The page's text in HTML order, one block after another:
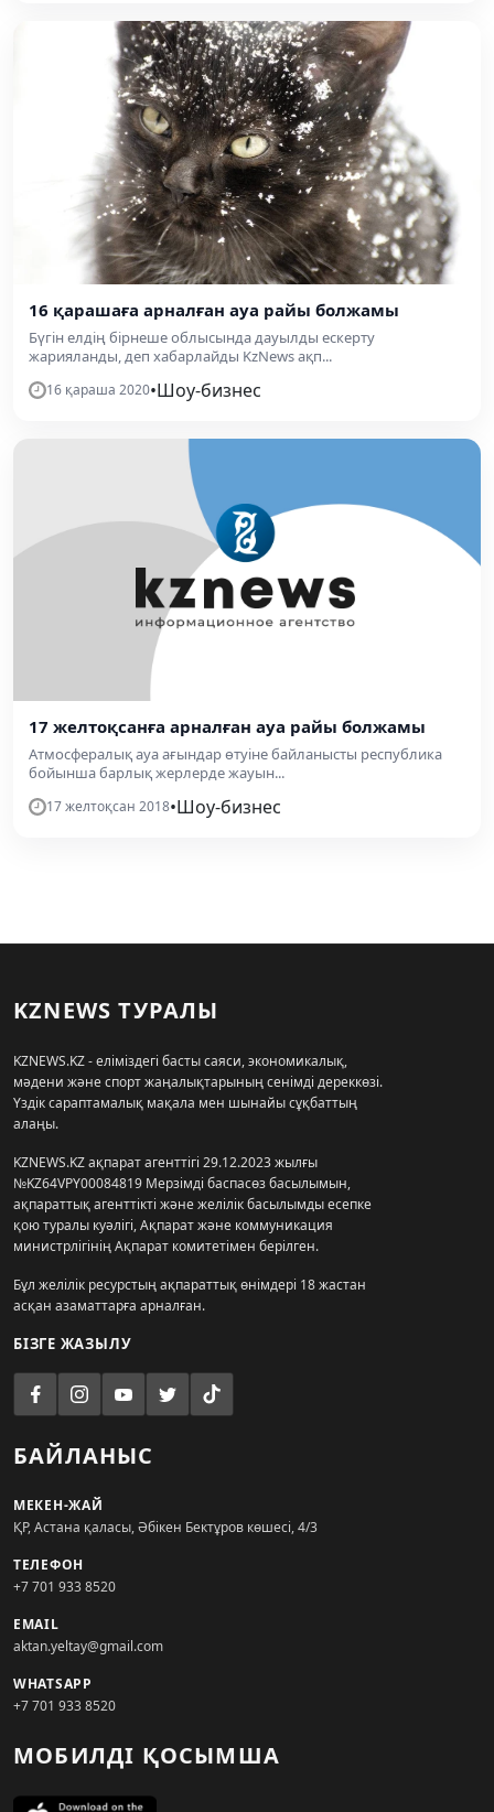
16 қарашаға арналған ауа райы болжамы
Бүгін елдің бірнеше облысында дауылды ескерту
жарияланды, деп хабарлайды KzNews ақп...
16 қараша 2020•Шоу-бизнес
17 желтоқсанға арналған ауа райы болжамы
Атмосфералық ауа ағындар өтуіне байланысты республика
бойынша барлық жерлерде жауын...
17 желтоқсан 2018•Шоу-бизнес
KZNEWS ТУРАЛЫ
KZNEWS.KZ - еліміздегі басты саяси, экономикалық,
мәдени және спорт жаңалықтарының сенімді дереккөзі.
Үздік сараптамалық мақала мен шынайы сұқбаттың
алаңы.
KZNEWS.KZ ақпарат агенттігі 29.12.2023 жылғы
№KZ64VPY00084819 Мерзімді баспасөз басылымын,
ақпараттық агенттікті және желілік басылымды есепке
қою туралы куәлігі, Ақпарат және коммуникация
министрлігінің Ақпарат комитетімен берілген.
Бұл желілік ресурстың ақпараттық өнімдері 18 жастан
асқан азаматтарға арналған.
БІЗГЕ ЖАЗЫЛУ
БАЙЛАНЫС
МЕКЕН-ЖАЙ
ҚР, Астана қаласы, Әбікен Бектұров көшесі, 4/3
ТЕЛЕФОН
+7 701 933 8520
EMAIL
aktan.yeltay@gmail.com
WHATSAPP
+7 701 933 8520
МОБИЛДІ ҚОСЫМША